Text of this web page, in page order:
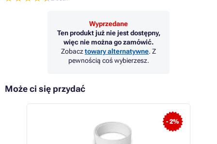
Wyprzedane
Ten produkt już nie jest dostępny,
więc nie można go zamówić.
Zobacztowary alternatywne. Z
pewnością coś wybierzesz.
Może ci się przydać
- 2%